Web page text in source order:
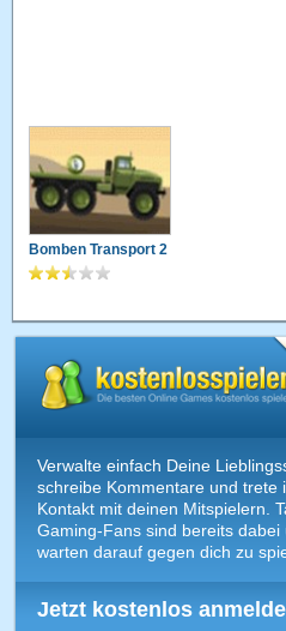
Bomben Transport 2
Verwalte einfach Deine
schreibe Kommentare und trete
Kontakt mit deinen Mitspielern.
Gaming-Fans sind bereits dabei
warten darauf gegen dich zu
Jetzt kostenlos